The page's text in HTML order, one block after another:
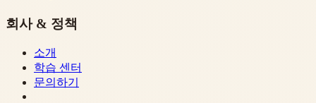
회사 & 정책
소개
학습 센터
문의하기